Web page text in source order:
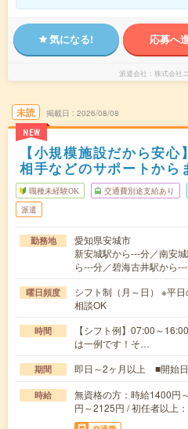
気になる! 応募へ
派遣会社 株式会社
未読
NEW
掲載日 2026/08/08
【小規模施設だから安
相手などのサポートから
職種未経験OK 交通費別途支給あり
派遣
勤務地
愛知県安城市
新安城駅から---分／南安
ら---分／碧海古井駅から
曜日頻度
シフト制（月～日） ※平
相談OK
時間
【シフト例】07:00～
は一例です！そ…
期間 即日～2ヶ月以上 ■開始日
時給
無資格の方：時給1400円
円～2125円 / 初任者以上